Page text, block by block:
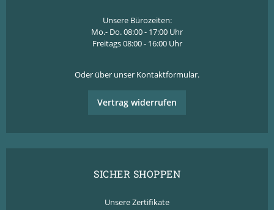
Unsere Bürozeiten:
Mo.- Do. 08:00 - 17:00 Uhr
Freitags 08:00 - 16:00 Uhr
Oder über unser Kontaktformular.
Vertrag widerrufen
SICHER SHOPPEN
Unsere Zertifikate